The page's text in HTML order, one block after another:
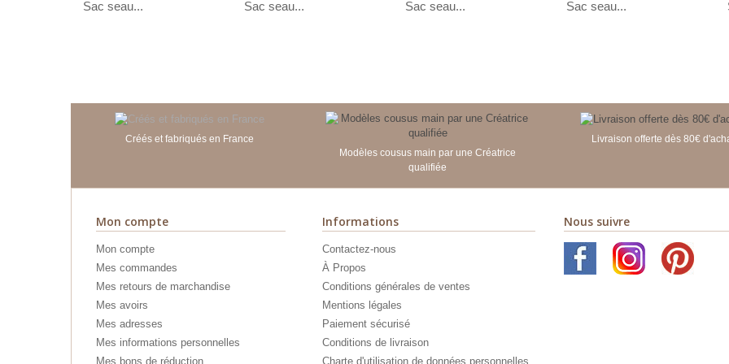
Sac seau... Sac seau... Sac seau... Sac seau...
Créés et fabriqués en France
Modèles cousus main par une Créatrice
qualifiée
Livraison offerte dès 80€
Mon compte
Mon compte
Mes commandes
Mes retours de marchandise
Mes avoirs
Mes adresses
Mes informations personnelles
Mes bons de réduction
Informations
Contactez-nous
À Propos
Conditions générales de ventes
Mentions légales
Paiement sécurisé
Conditions de livraison
Charte d'utilisation de données personnelles
Nous suivre